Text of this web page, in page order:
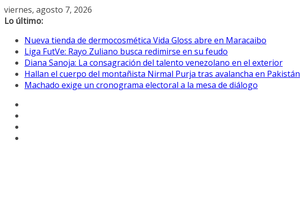
Saltar
al
viernes, agosto 7, 2026
Lo último:
Nueva tienda de dermocosmética Vida Gloss abre en Maracaibo
Liga FutVe: Rayo Zuliano busca redimirse en su feudo
Diana Sanoja: La consagración del talento venezolano en el exterior
Hallan el cuerpo del montañista Nirmal Purja tras avalancha en Pakistán
Machado exige un cronograma electoral a la mesa de diálogo